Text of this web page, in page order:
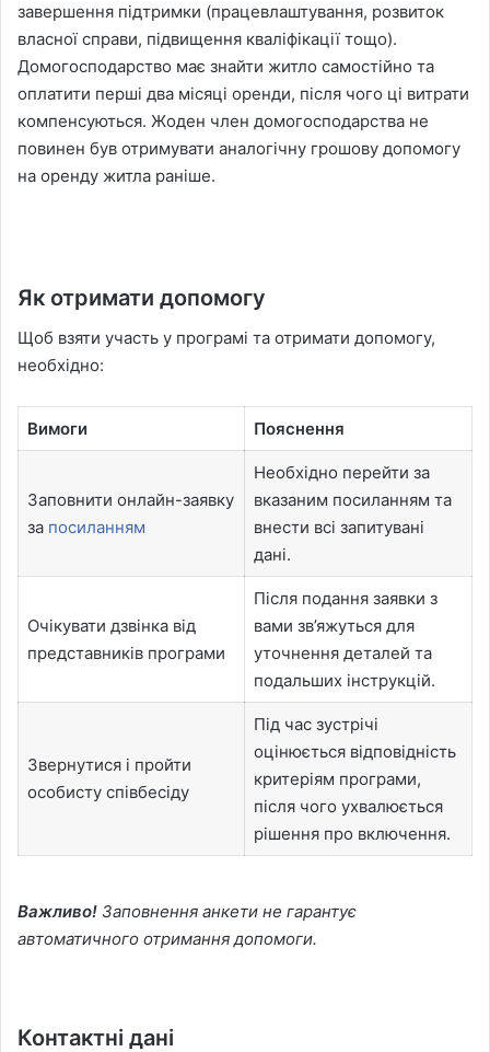
завершення підтримки (працевлаштування, розвиток
власної справи, підвищення кваліфікації тощо).
Домогосподарство має знайти житло самостійно та
оплатити перші два місяці оренди, після чого ці витрати
компенсуються. Жоден член домогосподарства не
повинен був отримувати аналогічну грошову допомогу
на оренду житла раніше.
Як отримати допомогу
Щоб взяти участь у програмі та отримати допомогу,
необхідно:
Вимоги Пояснення
Заповнити онлайн-заявку
за посиланням
Необхідно перейти за
вказаним посиланням та
внести всі запитувані
дані.
Очікувати дзвінка від
представників програми
Після подання заявки з
вами зв’яжуться для
уточнення деталей та
подальших інструкцій.
Звернутися і пройти
особисту співбесіду
Під час зустрічі
оцінюється відповідність
критеріям програми,
після чого ухвалюється
рішення про включення.
Важливо! Заповнення анкети не гарантує
автоматичного отримання допомоги.
Контактні дані